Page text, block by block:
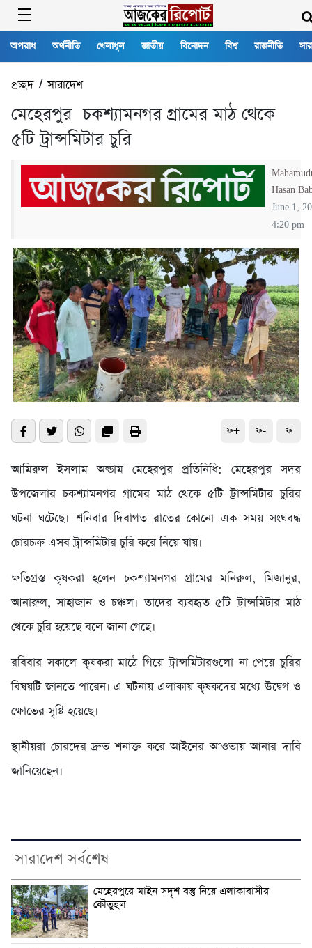
অপরাধ অর্থনীতি খেলাধুল জাতীয় বিনোদন বিশ্ব রাজনীতি
প্রচ্ছদ/সারাদেশ
মেহেরপুর চকশ্যামনগর গ্রামের মাঠ থেকে
৫টি ট্রান্সমিটার চুরি
Hasan
June 1,
4:20 pm
ফ+ ফ- ফ
আমিরুল ইসলাম অল্ডাম মেহেরপুর প্রতিনিধি: মেহেরপুর সদর
উপজেলার চকশ্যামনগর গ্রামের মাঠ থেকে ৫টি ট্রান্সমিটার চুরির
ঘটনা ঘটেছে। শনিবার দিবাগত রাতের কোনো এক সময় সংঘবদ্ধ
চোরচক্র এসব ট্রান্সমিটার চুরি করে নিয়ে যায়।
ক্ষতিগ্রস্ত কৃষকরা হলেন চকশ্যামনগর গ্রামের মনিরুল, মিজানুর,
আনারুল, সাহাজান ও চঞ্চল। তাদের ব্যবহৃত ৫টি ট্রান্সমিটার মাঠ
থেকে চুরি হয়েছে বলে জানা গেছে।
রবিবার সকালে কৃষকরা মাঠে গিয়ে ট্রান্সমিটারগুলো না পেয়ে চুরির
বিষয়টি জানতে পারেন। এ ঘটনায় এলাকায় কৃষকদের মধ্যে উদ্বেগ ও
ক্ষোভের সৃষ্টি হয়েছে।
স্থানীয়রা চোরদের দ্রুত শনাক্ত করে আইনের আওতায় আনার দাবি
জানিয়েছেন।
সারাদেশ সর্বশেষ
মেহেরপুরে মাইন সদৃশ বস্তু নিয়ে এলাকাবাসীর
কৌতুহল